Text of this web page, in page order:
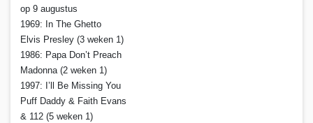
op 9 augustus
1969: In The Ghetto
Elvis Presley (3 weken 1)
1986: Papa Don’t Preach
Madonna (2 weken 1)
1997: I’ll Be Missing You
Puff Daddy & Faith Evans
& 112 (5 weken 1)